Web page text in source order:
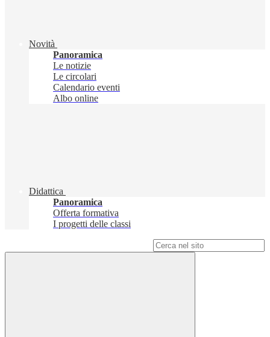
Novità
Panoramica
Le notizie
Le circolari
Calendario eventi
Albo online
Didattica
Panoramica
Offerta formativa
I progetti delle classi